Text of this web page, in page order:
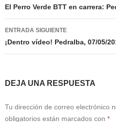
de
entradas
El Perro Verde BTT en carrera:
ENTRADA SIGUIENTE
¡Dentro vídeo! Pedralba, 07/05/
DEJA UNA RESPUESTA
Tu dirección de correo electrónico
obligatorios están marcados con *